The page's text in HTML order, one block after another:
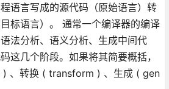
语言写成的源代码（原始语言）转
标语言）。 通常一个编译器的编译
法分析、语义分析、生成中间代
这几个阶段。如果将其简要概括，
) 、转换 ( transform ) 、生成 ( gen